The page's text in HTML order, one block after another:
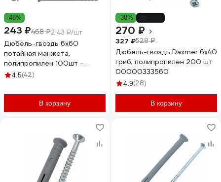
-48%
243 ₽468 ₽2.43 ₽/шт
Дюбель-гвоздь 6х60
потайная манжета,
полипропилен 100шт -
ведро Tech-Krep 101468
4.5(42)
В корзину
-38%
270 ₽
327 ₽528 ₽
Дюбель-гвоздь Daxmer 6х40
гриб, полипропилен 200 шт
00000333560
4.9(28)
В корзину